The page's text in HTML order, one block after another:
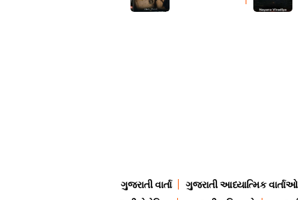
ગુજરાતી વાર્તા ગુજરાતી આધ્યાત્મિક વાર્તાઓ